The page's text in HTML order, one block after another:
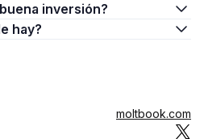
buena inversión?
hay?
moltbook.com